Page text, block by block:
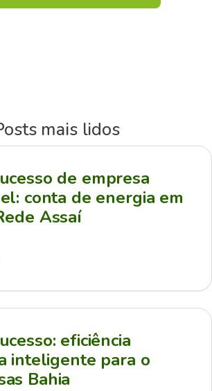
mais lidos
de empresa
conta de energia em
Assaí
eficiência
inteligente para o
Bahia